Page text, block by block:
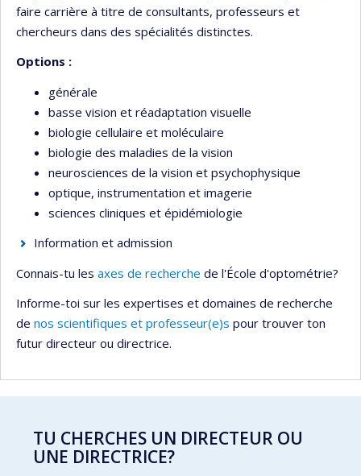
faire carrière à titre de consultants, professeurs et
chercheurs dans des spécialités distinctes.
Options :
générale
basse vision et réadaptation visuelle
biologie cellulaire et moléculaire
biologie des maladies de la vision
neurosciences de la vision et psychophysique
optique, instrumentation et imagerie
sciences cliniques et épidémiologie
Information et admission
Connais-tu les axes de recherche de l'École d'optométrie?
Informe-toi sur les expertises et domaines de recherche
de nos scientifiques et professeur(e)s pour trouver ton
futur directeur ou directrice.
TU CHERCHES UN DIRECTEUR OU
UNE DIRECTRICE?